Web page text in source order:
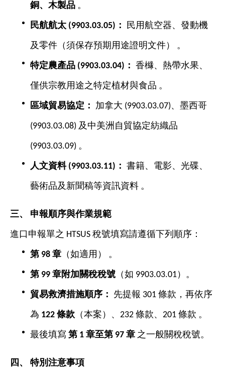
銅、木製品 。
民航航太 (9903.03.05) ： 民用航空器、發動機
及零件（須保存預期用途證明文件） 。
特定農產品 (9903.03.04) ： 香櫞、熱帶水果、
僅供宗教用途之特定植材與食品 。
區域貿易協定： 加拿大 (9903.03.07)、墨西哥
(9903.03.08) 及中美洲自貿協定紡織品
(9903.03.09) 。
人文資料 (9903.03.11) ： 書籍、電影、光碟、
藝術品及新聞稿等資訊資料 。
三、 申報順序與作業規範
進口申報單之 HTSUS 稅號填寫請遵循下列順序：
第 98 章 （如適用） 。
第 99 章附加關稅稅號 （如 9903.03.01）。
貿易救濟措施順序： 先提報 301 條款，再依序
為 122 條款 （本案）、232 條款、201 條款 。
最後填寫 第 1 章至第 97 章 之一般關稅稅號。
四、 特別注意事項